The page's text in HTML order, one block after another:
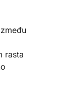
rasta